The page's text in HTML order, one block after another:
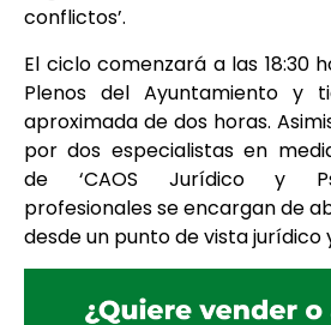
conflictos’.
El ciclo comenzará a las 18:30
Plenos del Ayuntamiento y
aproximada de dos horas.
por dos especialistas en
de ‘CAOS Jurídico y
profesionales se encargan de
desde un punto de vista jurídico